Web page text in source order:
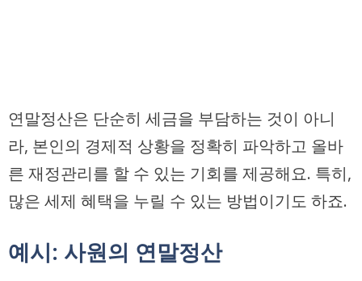
연말정산은 단순히 세금을 부담하는 것이 아니
라, 본인의 경제적 상황을 정확히 파악하고 올바
른 재정관리를 할 수 있는 기회를 제공해요. 특히,
많은 세제 혜택을 누릴 수 있는 방법이기도 하죠.
예시: 사원의 연말정산